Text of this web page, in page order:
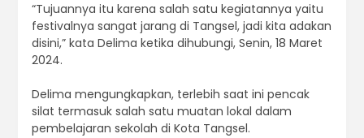
“Tujuannya itu karena salah satu kegiatannya yaitu
festivalnya sangat jarang di Tangsel, jadi kita adakan
disini,” kata Delima ketika dihubungi, Senin, 18 Maret
2024.
Delima mengungkapkan, terlebih saat ini pencak
silat termasuk salah satu muatan lokal dalam
pembelajaran sekolah di Kota Tangsel.